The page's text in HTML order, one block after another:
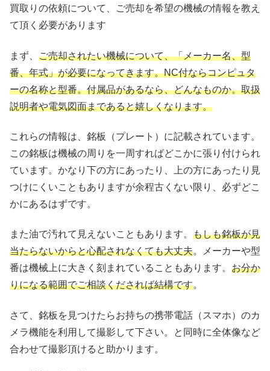
買取りの依頼について、ご売却を希望の機械の情報を教え
て頂く必要があります
まず、 ご売却されたい機械について、「メーカー名、型
番、年式」が必要になってきます。NC付ならコンピュタ
ーの名称と型番。付属品があるなら、どんなものか。取扱
説明者や電気図面まであると嬉しくなります。
これらの情報は、銘板（プレート）に記載されています。
この銘板は機械の周りを一周すればどこかに張り付けられ
ています。かなり下の方にあったり、上の方にあったり見
つけにくいこともありますが余程古くない限り、必ずどこ
かにあるはずです。
また油で汚れて見えないこともあります。 もしも銘板が見
当たらないからと心配されなくても大丈夫。メーカーや型
番は機械上に大きく刻まれていることもあります。 お分か
りになる範囲でご相談くだされば結構です。
さて、銘板を見つけたらお持ちの携帯電話（スマホ）のカ
メラ機能を利用して撮影して下さい。と同時に全体像など
合わせて撮影頂けると助かります。